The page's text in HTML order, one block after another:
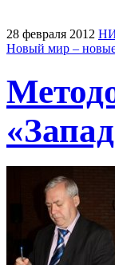
28 февраля 2012
Новый мир –